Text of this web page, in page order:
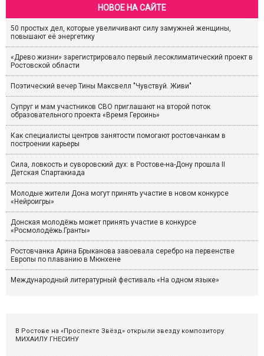
НОВОЕ НА САЙТЕ
50 простых дел, которые увеличивают силу замужней женщины,
повышают её энергетику
«Древо жизни» зарегистрировало первый лесоклиматический проект в
Ростовской области
Поэтический вечер Тины Максвелл "Чувствуй. Живи"
Супруг и мам участников СВО приглашают на второй поток
образовательного проекта «Время Героинь»
Как специалисты центров занятости помогают ростовчанкам в
построении карьеры
Сила, ловкость и суворовский дух: в Ростове-на-Дону прошла II
Детская Спартакиада
Молодые жители Дона могут принять участие в новом конкурсе
«Нейроигры»
Донская молодёжь может принять участие в конкурсе
«Росмолодёжь.Гранты»
Ростовчанка Арина Брыканова завоевала серебро на первенстве
Европы по плаванию в Мюнхене
Международный литературный фестиваль «На одном языке»
В Ростове на «Проспекте Звёзд» открыли звезду композитору
МИХАИЛУ ГНЕСИНУ